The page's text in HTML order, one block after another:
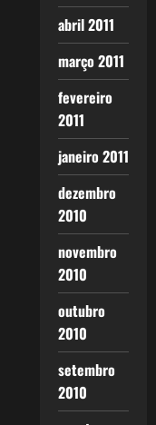
abril 2011
março 2011
fevereiro
2011
janeiro 2011
dezembro
2010
novembro
2010
outubro
2010
setembro
2010